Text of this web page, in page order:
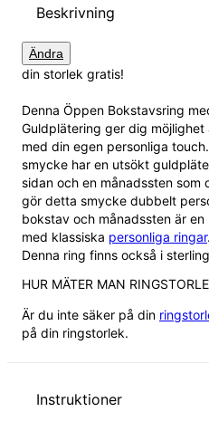
Beskrivning
Ändra
din storlek gratis!
Denna Öppen Bokstavsring
Guldplätering ger dig
med din egen personliga
smycke har en utsökt
sidan och en månadssten
gör detta smycke dubbelt
bokstav och månadssten är
med klassiska personliga ringar
Denna ring finns också i
HUR MÄTER MAN
Är du inte säker på din
på din ringstorlek.
Instruktioner